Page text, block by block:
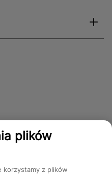
plików
korzystamy z plików